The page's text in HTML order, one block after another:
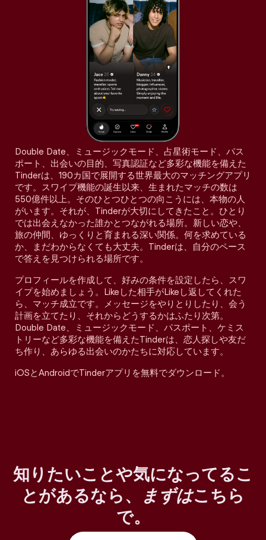
Double Date、ミュージックモード、占星術モード、パス
ポート、出会いの目的、写真認証など多彩な機能を備えた
Tinderは、190カ国で展開する世界最大のマッチングアプリ
です。スワイプ機能の誕生以来、生まれたマッチの数は
550億件以上。そのひとつひとつの向こうには、本物の人
がいます。それが、Tinderが大切にしてきたこと。ひとり
では出会えなかった誰かとつながれる場所。新しい恋や、
旅の仲間、ゆっくりと育まれる深い関係。何を求めている
か、まだわからなくても大丈夫。Tinderは、自分のペース
で答えを見つけられる場所です。
プロフィールを作成して、好みの条件を設定したら、スワ
イプを始めましょう。Likeした相手がLikeし返してくれた
ら、マッチ成立です。メッセージをやりとりしたり、会う
計画を立てたり、それからどうするかはふたり次第。
Double Date、ミュージックモード、パスポート、ケミス
トリーなど多彩な機能を備えたTinderは、恋人探しや友だ
ち作り、あらゆる出会いのかたちに対応しています。
iOSとAndroidでTinderアプリを無料でダウンロード。
知りたいことや気になってるこ
とがあるなら、
まずはこちら
で。